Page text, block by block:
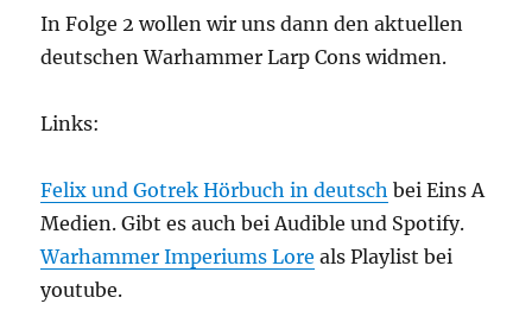
In Folge 2 wollen wir uns dann den aktuellen
deutschen Warhammer Larp Cons widmen.
Links:
Felix und Gotrek Hörbuch in deutsch bei Eins A
Medien. Gibt es auch bei Audible und Spotify.
Warhammer Imperiums Lore als Playlist bei
youtube.